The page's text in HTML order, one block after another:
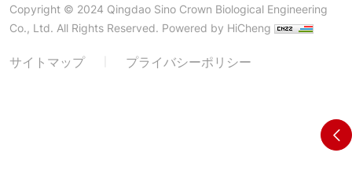
Copyright © 2024 Qingdao Sino Crown Biological Engineering
Co., Ltd. All Rights Reserved. Powered by HiCheng
サイトマップ プライバシーポリシー